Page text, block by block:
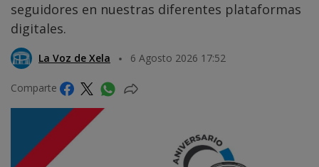
seguidores en nuestras diferentes plataformas
digitales.
La Voz de Xela 6 Agosto 2026 17:52
Comparte